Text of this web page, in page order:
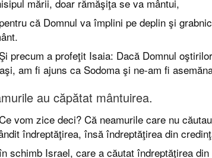
mării, doar rămăşiţa se va mântui,
pentru că Domnul va împlini pe deplin şi
Şi precum a profeţit Isaia: Dacă Domnul
am fi ajuns ca Sodoma şi ne-am fi
au căpătat mântuirea.
vom zice deci? Că neamurile care nu
îndreptăţirea, însă îndreptăţirea din
schimb Israel, care a căutat îndreptăţirea